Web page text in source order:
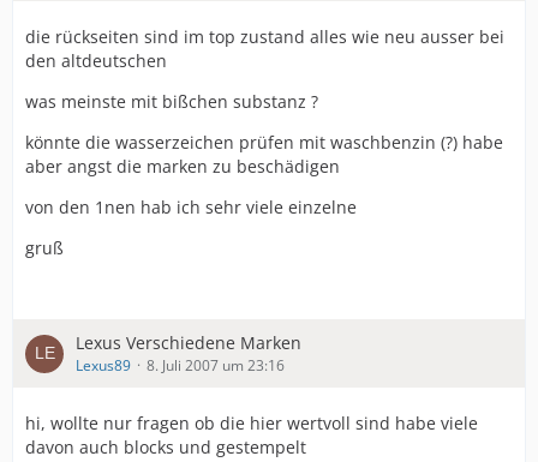
die rückseiten sind im top zustand alles wie neu ausser bei
den altdeutschen
was meinste mit bißchen substanz ?
könnte die wasserzeichen prüfen mit waschbenzin (?) habe
aber angst die marken zu beschädigen
von den 1nen hab ich sehr viele einzelne
gruß
Lexus Verschiedene Marken
Lexus89 8. Juli 2007 um 23:16
hi, wollte nur fragen ob die hier wertvoll sind habe viele
davon auch blocks und gestempelt